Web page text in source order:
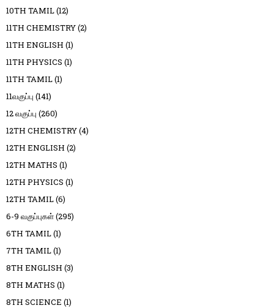
10TH TAMIL(12)
11TH CHEMISTRY(2)
11TH ENGLISH (1)
11TH PHYSICS (1)
11TH TAMIL(1)
11வகுப்பு (141)
12 வகுப்பு (260)
12TH CHEMISTRY(4)
12TH ENGLISH (2)
12TH MATHS (1)
12TH PHYSICS (1)
12TH TAMIL(6)
6-9 வகுப்புகள்(295)
6TH TAMIL(1)
7TH TAMIL(1)
8TH ENGLISH (3)
8TH MATHS (1)
8TH SCIENCE (1)